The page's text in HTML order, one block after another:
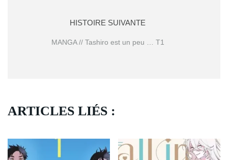
HISTOIRE SUIVANTE
MANGA // Tashiro est un peu … T1
ARTICLES LIÉS :